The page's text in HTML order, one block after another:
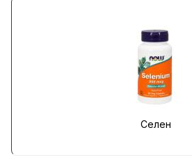
Селен